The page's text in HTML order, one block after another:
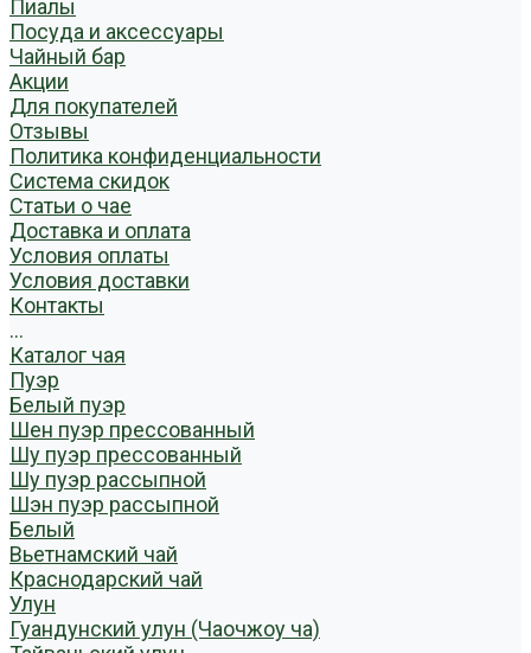
Пиалы
Посуда и аксессуары
Чайный бар
Акции
Для покупателей
Отзывы
Политика конфиденциальности
Система скидок
Статьи о чае
Доставка и оплата
Условия оплаты
Условия доставки
Контакты
...
Каталог чая
Пуэр
Белый пуэр
Шен пуэр прессованный
Шу пуэр прессованный
Шу пуэр рассыпной
Шэн пуэр рассыпной
Белый
Вьетнамский чай
Краснодарский чай
Улун
Гуандунский улун (Чаочжоу ча)